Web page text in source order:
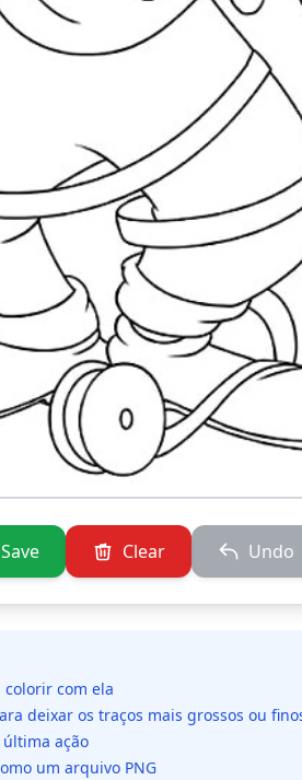
Save Clear Undo
colorir com ela
deixar os traços mais grossos ou
última ação
um arquivo PNG